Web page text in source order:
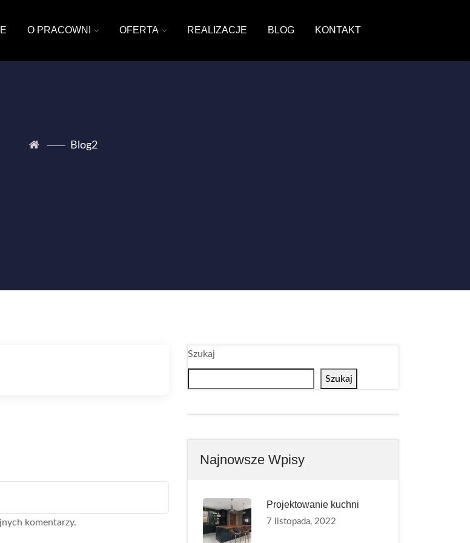
O PRACOWNI OFERTA REALIZACJE BLOG KONTAKT
Blog2
komentarzy.
Szukaj
Szukaj
Najnowsze Wpisy
Projektowanie kuchni
7 listopada, 2022